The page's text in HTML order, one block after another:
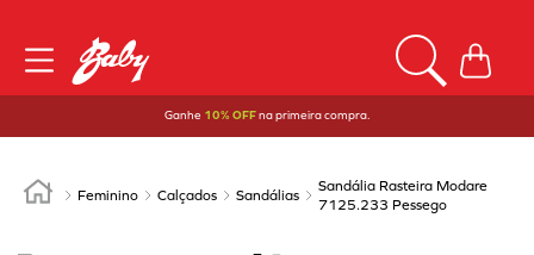
Ganhe 10% OFFna primeira compra.
Feminino Calçados Sandálias
Sandália Rasteira Modare
7125.233 Pessego